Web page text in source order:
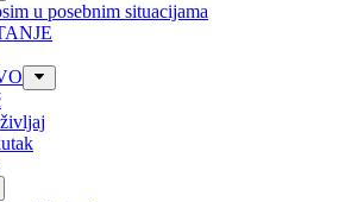
u posebnim situacijama